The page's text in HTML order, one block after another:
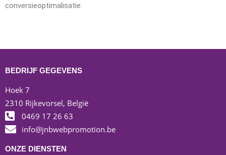
conversieoptimalisatie.
BEDRIJF GEGEVENS
Hoek 7
2310 Rijkevorsel, België
0469 17 26 63
info@jnbwebpromotion.be
ONZE DIENSTEN